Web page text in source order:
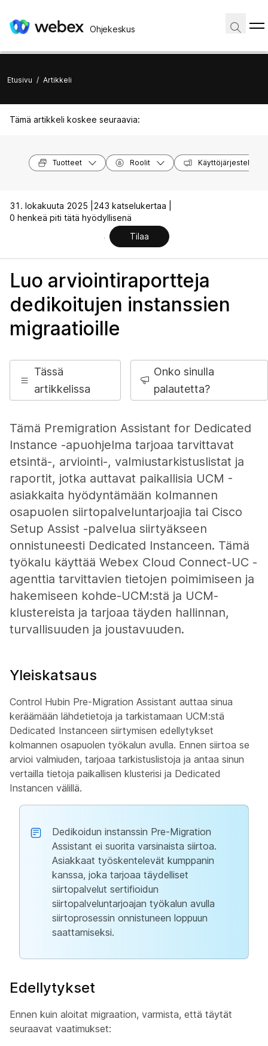
Ohjekeskus
Etusivu / Artikkeli
Tämä artikkeli koskee seuraavia:
Tuotteet Roolit Käyttöjärjestelmät
31. lokakuuta 2025 |
243 katselukertaa |
0 henkeä piti tätä hyödyllisenä
Tilaa
Luo arviointiraportteja
dedikoitujen instanssien
migraatioille
Tässä
artikkelissa
Onko sinulla
palautetta?
Tämä Premigration Assistant for Dedicated
Instance -apuohjelma tarjoaa tarvittavat
etsintä-, arviointi-, valmiustarkistuslistat ja
raportit, jotka auttavat paikallisia UCM -
asiakkaita hyödyntämään kolmannen
osapuolen siirtopalveluntarjoajia tai Cisco
Setup Assist -palvelua siirtyäkseen
onnistuneesti Dedicated Instanceen. Tämä
työkalu käyttää Webex Cloud Connect-UC -
agenttia tarvittavien tietojen poimimiseen ja
hakemiseen kohde-UCM:stä ja UCM-
klustereista ja tarjoaa täyden hallinnan,
turvallisuuden ja joustavuuden.
Yleiskatsaus
Control Hubin Pre-Migration Assistant auttaa sinua
keräämään lähdetietoja ja tarkistamaan UCM:stä
Dedicated Instanceen siirtymisen edellytykset
kolmannen osapuolen työkalun avulla. Ennen siirtoa se
arvioi valmiuden, tarjoaa tarkistuslistoja ja antaa sinun
vertailla tietoja paikallisen klusterisi ja Dedicated
Instancen välillä.
Dedikoidun instanssin Pre-Migration
Assistant ei suorita varsinaista siirtoa.
Asiakkaat työskentelevät kumppanin
kanssa, joka tarjoaa täydelliset
siirtopalvelut sertifioidun
siirtopalveluntarjoajan työkalun avulla
siirtoprosessin onnistuneen loppuun
saattamiseksi.
Edellytykset
Ennen kuin aloitat migraation, varmista, että täytät
seuraavat vaatimukset: